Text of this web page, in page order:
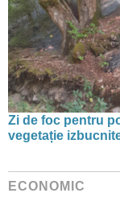
Zi de foc pentru
vegetație
ECONOMIC